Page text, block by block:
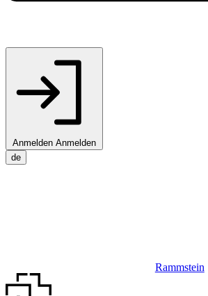
Anmelden Anmelden
de
Rammstein